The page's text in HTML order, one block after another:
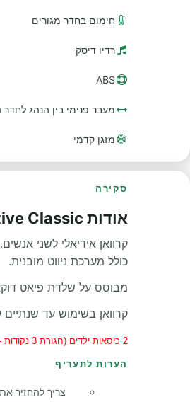
חימום בחדר מגורים
רדיו דיסק
ABS
מעבר פנימי בין הנהג לחדר
מזגן קדמי
סקירה
אודות Active Classic
קרוואן אידיאלי לשני
כולל מערכת ניווט מובנית.
מבוסס על שלדת פיאט
קרוואן בשימוש עד
2 כיסאות ילדים (חגורת 3 נקודות - חזה+מותניים) יכולים להתחבר בקרוואן זה
הערות לתעריף
צריך להחזיר